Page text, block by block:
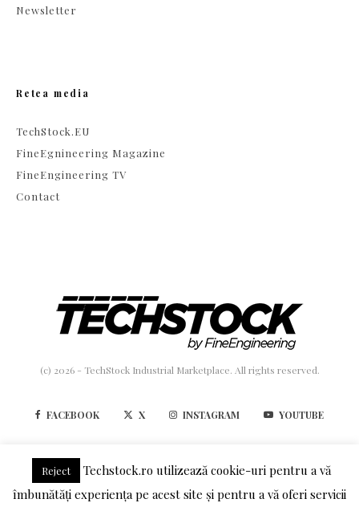
Newsletter
Retea media
TechStock.EU
FineEgnineering Magazine
FineEngineering TV
Contact
(c) 2026 - TechStock Industrial Marketplace. All rights reserved.
FACEBOOK X INSTAGRAM YOUTUBE
LINKEDIN
Reject
Techstock.ro utilizează cookie-uri pentru a vă
îmbunătăți experiența pe acest site și pentru a vă oferi servicii